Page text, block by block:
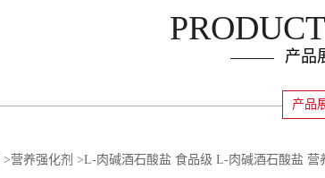
产品
产品
>营养强化剂 >L-肉碱酒石酸盐 食品级 L-肉碱酒石酸盐 营